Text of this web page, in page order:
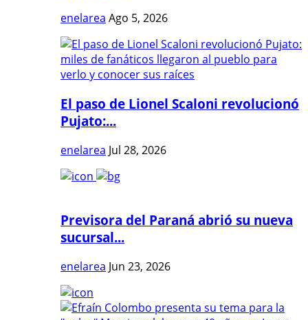
enelarea Ago 5, 2026
El paso de Lionel Scaloni revolucionó
Pujato:...
enelarea Jul 28, 2026
Previsora del Paraná abrió su nueva
sucursal...
enelarea Jun 23, 2026